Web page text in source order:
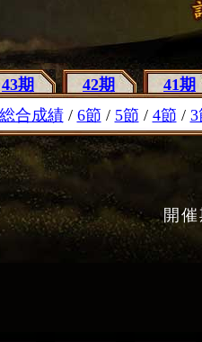
43期 42期 41期
総合成績/ 6節 / 5節 / 4節 / 3
開